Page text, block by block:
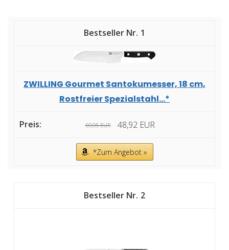
1
ZWILLING Gourmet Santokumesser, 18 cm,
Rostfreier Spezialstahl...*
69,95 EUR 48,92 EUR
*Zum Angebot »
2